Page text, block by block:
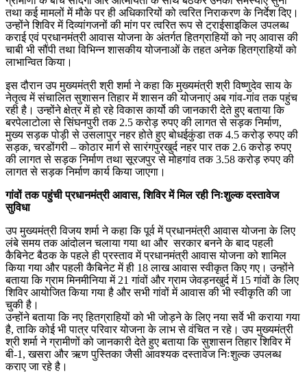
तथा कई मामलों में मौके पर ही अधिकारियों को त्वरित निराकरण के निर्देश दिए।
उन्होंने शिविर में दिव्यांगजनों की मांग पर त्वरित रूप से ट्राईसाइकिल उपलब्ध
कराई एवं प्रधानमंत्री आवास योजना के अंतर्गत हितग्राहियों को नए आवास की
चाबी भी सौंपी तथा विभिन्न शासकीय योजनाओं के तहत अनेक हितग्राहियों को
लाभान्वित किया।
इस दौरान उप मुख्यमंत्री श्री शर्मा ने कहा कि मुख्यमंत्री श्री विष्णुदेव साय के
नेतृत्व में संचालित सुशासन तिहार में शासन की योजनाएं अब गांव-गांव तक पहुंच
रही है। उन्होंने क्षेत्र में हो रहे विकास कार्यो की जानकारी देते हुए बताया कि
बरपेलाटोला से सिंघनपुरी तक 2.5 करोड़ रुपए की लागत से सड़क निर्माण,
मुख्य सड़क पोड़ी से उसलापुर नहर होते हुए बोधईकुंडा तक 4.5 करोड़ रुपए की
सड़क, चरडोंगरी – कोठार मार्ग से सारंगपुरखुर्द नहर पार तक 2.6 करोड़ रुपए
की लागत से सड़क निर्माण तथा सूरजपुर से मोहगांव तक 3.58 करोड़ रुपए की
लागत से सड़क निर्माण कार्य किया जाएगा।
गांवों तक पहुंची प्रधानमंत्री आवास, शिविर में मिल रही निःशुल्क दस्तावेज
सुविधा
उप मुख्यमंत्री विजय शर्मा ने कहा कि पूर्व में प्रधानमंत्री आवास योजना के लिए
लंबे समय तक आंदोलन चलाया गया था और सरकार बनने के बाद पहली
कैबिनेट बैठक के पहले ही प्रस्ताव में प्रधानमंत्री आवास योजना को शामिल
किया गया और पहली कैबिनेट में ही 18 लाख आवास स्वीकृत किए गए। उन्होंने
बताया कि ग्राम मिनमीनिया में 21 गांवों और ग्राम जेवड़नखुर्द में 15 गांवों के लिए
शिविर आयोजित किया गया है और सभी गांवों में आवास की भी स्वीकृति की जा
चुकी है।
उन्होंने बताया कि नए हितग्राहियों को भी जोड़ने के लिए नया सर्वे भी कराया गया
है, ताकि कोई भी पात्र परिवार योजना के लाभ से वंचित न रहे। उप मुख्यमंत्री
श्री शर्मा ने ग्रामीणों को जानकारी देते हुए बताया कि सुशासन तिहार शिविर में
बी-1, खसरा और ऋण पुस्तिका जैसी आवश्यक दस्तावेज निःशुल्क उपलब्ध
कराए जा रहे है।